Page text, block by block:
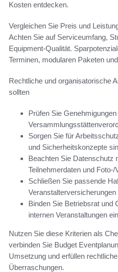
Kosten entdecken.
Vergleichen Sie Preis und
Achten Sie auf Serviceumfang,
Equipment-Qualität.
Terminen, modularen Paketen
Rechtliche und organisatorische
sollten
Prüfen Sie
Sorgen Sie für
und Sicherheitskonzepte
Beachten Sie Datenschutz
Teilnehmerdaten und Foto-/
Schließen Sie passende
Veranstalterversicherungen
Binden Sie Betriebsrat und
internen Veranstaltungen
Nutzen Sie diese Kriterien als
verbinden Sie Budget
Umsetzung und erfüllen
Überraschungen.